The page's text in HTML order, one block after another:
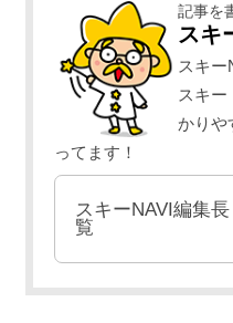
記事を
スキ
スキー
スキー
かりや
ってます！
スキーNAVI編集長
覧